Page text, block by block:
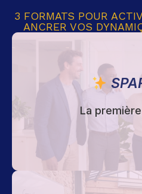
3 FORMATS POUR
ANCRER VOS
La
2h
avec animatrice
dédiée
de la dynamique d'équipe
personnes
: première approche,